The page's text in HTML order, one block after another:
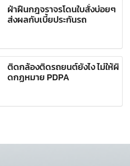
ฝ่าฝืนกฎจราจรโดนใบสั่งบ่อยๆ
ส่งผลกับเบี้ยประกันรถ
ติดกล้องติดรถยนต์ยังไง ไม่ให้ผิ
ดกฏหมาย PDPA